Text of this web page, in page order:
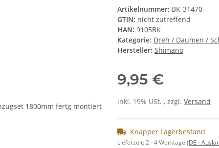
Artikelnummer: BK-31470
GTIN: nicht zutreffend
HAN: 9105BK
Kategorie: Dreh / Daumen /
Hersteller: Shimano
9,95 €
inkl. 19% USt. , zzgl. Versand
Knapper Lagerbestand
Lieferzeit:2 - 4 Werktage (DE -